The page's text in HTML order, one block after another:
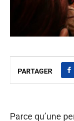
PARTAGER
Parce qu’une